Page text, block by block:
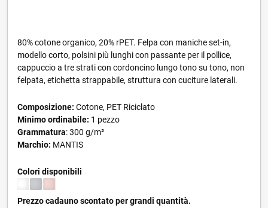
80% cotone organico, 20% rPET. Felpa con maniche set-in,
modello corto, polsini più lunghi con passante per il pollice,
cappuccio a tre strati con cordoncino lungo tono su tono, non
felpata, etichetta strappabile, struttura con cuciture laterali.
Composizione: Cotone, PET Riciclato
Minimo ordinabile: 1 pezzo
Grammatura: 300 g/m²
Marchio: MANTIS
Colori disponibili
Prezzo cadauno scontato per grandi quantità.